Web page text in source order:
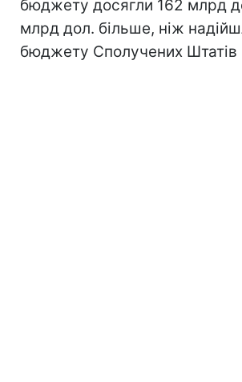
бюджету досягли 162 млрд
млрд дол. більше, ніж
бюджету Сполучених Штатів